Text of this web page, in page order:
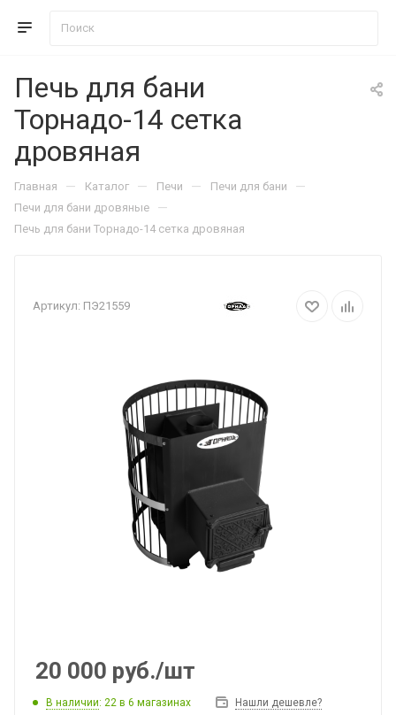
Печь для бани
Торнадо-14 сетка
дровяная
Главная — Каталог — Печи — Печи для бани —
Печи для бани дровяные —
Печь для бани Торнадо-14 сетка дровяная
Артикул: ПЭ21559
20 000 руб./шт
В наличии: 22 в 6 магазинах Нашли дешевле?